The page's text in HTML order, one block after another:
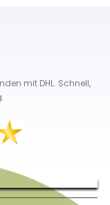
mit DHL. Schnell,